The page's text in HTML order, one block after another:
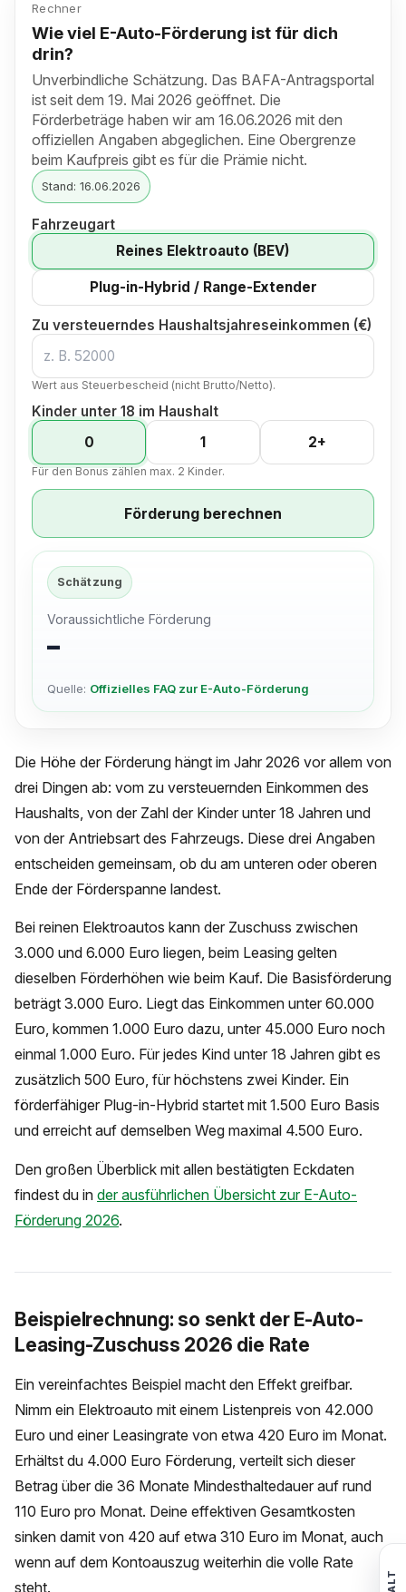
Rechner
Wie viel E-Auto-Förderung ist für dich
drin?
Unverbindliche Schätzung. Das BAFA-Antragsportal
ist seit dem 19. Mai 2026 geöffnet. Die
Förderbeträge haben wir am 16.06.2026 mit den
offiziellen Angaben abgeglichen. Eine Obergrenze
beim Kaufpreis gibt es für die Prämie nicht.
Stand: 16.06.2026
Fahrzeugart
Reines Elektroauto (BEV)
Plug-in-Hybrid / Range-Extender
Zu versteuerndes Haushaltsjahreseinkommen (€)
Wert aus Steuerbescheid (nicht Brutto/Netto).
Kinder unter 18 im Haushalt
0
1 2+
Für den Bonus zählen max. 2 Kinder.
Förderung berechnen
Schätzung
Voraussichtliche Förderung
–
Quelle: Offizielles FAQ zur E-Auto-Förderung
Die Höhe der Förderung hängt im Jahr 2026 vor allem von
drei Dingen ab: vom zu versteuernden Einkommen des
Haushalts, von der Zahl der Kinder unter 18 Jahren und
von der Antriebsart des Fahrzeugs. Diese drei Angaben
entscheiden gemeinsam, ob du am unteren oder oberen
Ende der Förderspanne landest.
Bei reinen Elektroautos kann der Zuschuss zwischen
3.000 und 6.000 Euro liegen, beim Leasing gelten
dieselben Förderhöhen wie beim Kauf. Die Basisförderung
beträgt 3.000 Euro. Liegt das Einkommen unter 60.000
Euro, kommen 1.000 Euro dazu, unter 45.000 Euro noch
einmal 1.000 Euro. Für jedes Kind unter 18 Jahren gibt es
zusätzlich 500 Euro, für höchstens zwei Kinder. Ein
förderfähiger Plug-in-Hybrid startet mit 1.500 Euro Basis
und erreicht auf demselben Weg maximal 4.500 Euro.
Den großen Überblick mit allen bestätigten Eckdaten
findest du in der ausführlichen Übersicht zur E-Auto-
Förderung 2026.
Beispielrechnung: so senkt der E-Auto-
Leasing-Zuschuss 2026 die Rate
Ein vereinfachtes Beispiel macht den Effekt greifbar.
Nimm ein Elektroauto mit einem Listenpreis von 42.000
Euro und einer Leasingrate von etwa 420 Euro im Monat.
Erhältst du 4.000 Euro Förderung, verteilt sich dieser
Betrag über die 36 Monate Mindesthaltedauer auf rund
110 Euro pro Monat. Deine effektiven Gesamtkosten
sinken damit von 420 auf etwa 310 Euro im Monat, auch
wenn auf dem Kontoauszug weiterhin die volle Rate
steht.